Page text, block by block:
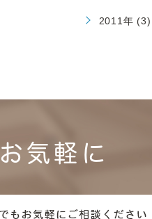
2011年 (3)
お気軽に